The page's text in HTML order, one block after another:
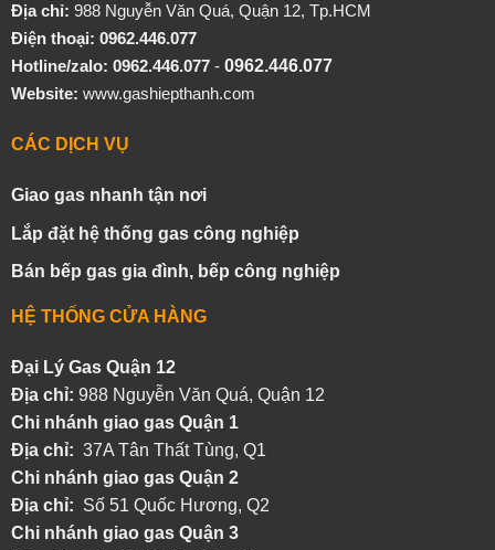
Địa chỉ: 988 Nguyễn Văn Quá, Quận 12, Tp.HCM
Điện thoại: 0962.446.077
Hotline/zalo: 0962.446.077- 0962.446.077
Website: www.gashiepthanh.com
CÁC DỊCH VỤ
Giao gas nhanh tận nơi
Lắp đặt hệ thống gas công nghiệp
Bán bếp gas gia đình, bếp công nghiệp
HỆ THỐNG CỬA HÀNG
Đại Lý Gas Quận 12
Địa chỉ: 988 Nguyễn Văn Quá, Quận 12
Chi nhánh giao gas Quận 1
Địa chỉ: 37A Tân Thất Tùng, Q1
Chi nhánh giao gas Quận 2
Địa chỉ: Số 51 Quốc Hương, Q2
Chi nhánh giao gas Quận 3